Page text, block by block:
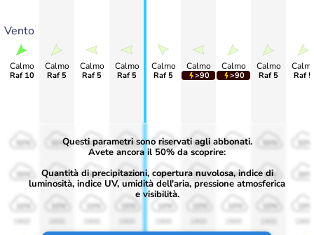
Vento
Calmo
Raf 10
Calmo
Raf 5
Calmo
Raf 5
Calmo
Raf 5
Calmo
Raf 5
Calmo
>90
Calmo
>90
Calmo
Raf 5 Raf 5
50%
30%
10%
50%
30%
50%
30%
10%
50%
30%
50%
30%
10%
50%
30%
50%
30%
10%
30% 30%
Questi parametri sono riservati agli abbonati.
Avete ancora il 50% da scoprire:
Quantità di precipitazioni, copertura nuvolosa, indice di
luminosità, indice UV, umidità dell'aria, pressione atmosferica
e visibilità.